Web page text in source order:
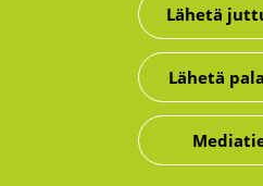
Lähetä
Lähetä